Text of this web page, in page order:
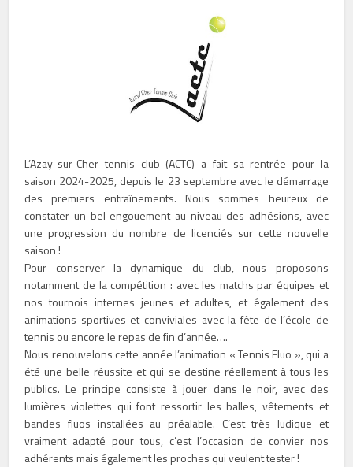
L’Azay-sur-Cher tennis club (ACTC) a fait sa rentrée pour la
saison 2024-2025, depuis le 23 septembre avec le démarrage
des premiers entraînements. Nous sommes heureux de
constater un bel engouement au niveau des adhésions, avec
une progression du nombre de licenciés sur cette nouvelle
saison !
Pour conserver la dynamique du club, nous proposons
notamment de la compétition : avec les matchs par équipes et
nos tournois internes jeunes et adultes, et également des
animations sportives et conviviales avec la fête de l’école de
tennis ou encore le repas de fin d’année….
Nous renouvelons cette année l’animation « Tennis Fluo », qui a
été une belle réussite et qui se destine réellement à tous les
publics. Le principe consiste à jouer dans le noir, avec des
lumières violettes qui font ressortir les balles, vêtements et
bandes fluos installées au préalable. C’est très ludique et
vraiment adapté pour tous, c’est l’occasion de convier nos
adhérents mais également les proches qui veulent tester !